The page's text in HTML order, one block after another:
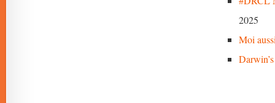
2025
Moi